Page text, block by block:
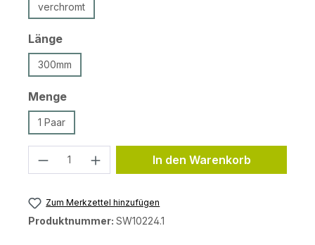
verchromt
Längeauswählen
300mm
Mengeauswählen
1 Paar
Produkt Anzahl: Gib den
In den Warenkorb
Zum Merkzettel hinzufügen
Produktnummer: SW10224.1